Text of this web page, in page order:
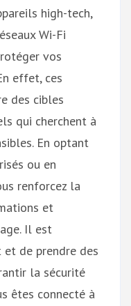
high-tech,
Wi-Fi
vos
effet, ces
des cibles
qui cherchent à
En optant
ou en
renforcez la
et
Il est
de prendre des
la sécurité
êtes connecté à